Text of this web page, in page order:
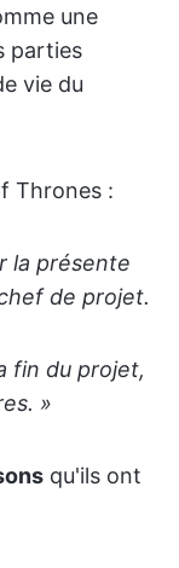
une
parties
vie du
Thrones :
la présente
de projet.
fin du projet,
»
qu'ils ont